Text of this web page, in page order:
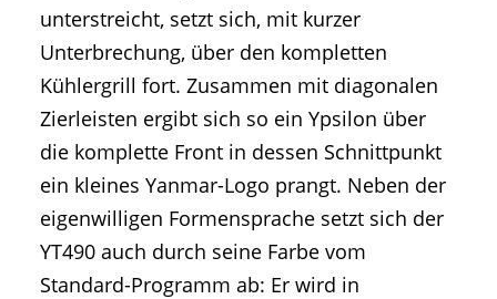
unterstreicht, setzt sich, mit kurzer
Unterbrechung, über den kompletten
Kühlergrill fort. Zusammen mit diagonalen
Zierleisten ergibt sich so ein Ypsilon über
die komplette Front in dessen Schnittpunkt
ein kleines Yanmar-Logo prangt. Neben der
eigenwilligen Formensprache setzt sich der
YT490 auch durch seine Farbe vom
Standard-Programm ab: Er wird in